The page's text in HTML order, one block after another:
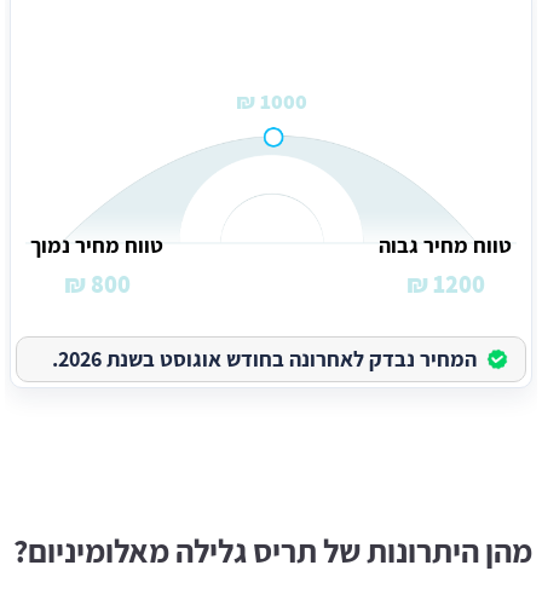
1000 ₪
טווח מחיר גבוה
1200 ₪
טווח מחיר נמוך
800 ₪
המחיר נבדק לאחרונה בחודש אוגוסט בשנת 2026.
מהן היתרונות של תריס גלילה מאלומיניום?